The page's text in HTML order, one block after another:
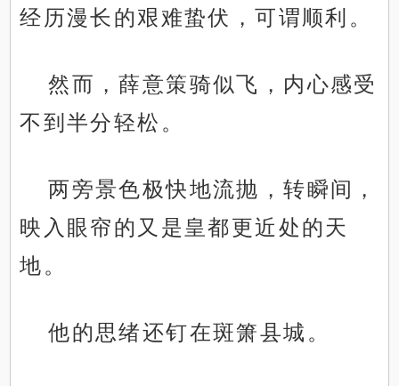
经历漫长的艰难蛰伏，可谓顺利。
然而，薛意策骑似飞，内心感受
不到半分轻松。
两旁景色极快地流抛，转瞬间，
映入眼帘的又是皇都更近处的天
地。
他的思绪还钉在斑箫县城。